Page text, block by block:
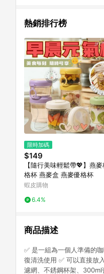
熱銷排行榜
限時加碼
$149
【隨行美味輕鬆帶💖】燕
格杯 燕麥盒 燕麥優格杯
蝦皮購物
6.4%
商品描述
✅ 是一組為一個人準備的
復清洗使用 ✅ 可以直接放
濾網、不銹鋼杯架、